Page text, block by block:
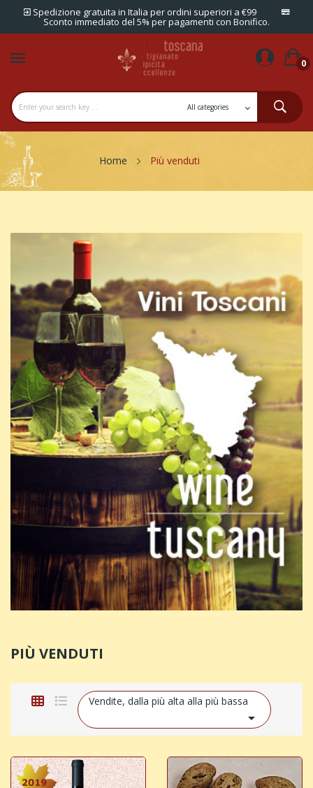
Spedizione gratuita in Italia per ordini superiori a €99
Sconto immediato del 5% per pagamenti con Bonifico.
0
Home Più venduti
PIÙ VENDUTI
Vendite, dalla più alta alla più bassa
